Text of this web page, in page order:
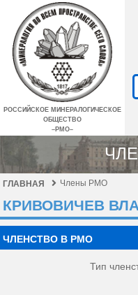
РОССИЙСКОЕ МИНЕРАЛОГИЧЕСКОЕ
ОБЩЕСТВО
–РМО–
ГЛАВНАЯ Члены РМО
КРИВОВИЧЕВ
ЧЛЕНСТВО В РМО
Тип